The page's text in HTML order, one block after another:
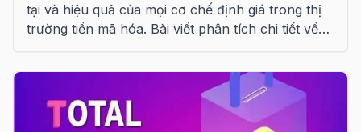
tại và hiệu quả của mọi cơ chế định giá trong thị
trường tiền mã hóa. Bài viết phân tích chi tiết về